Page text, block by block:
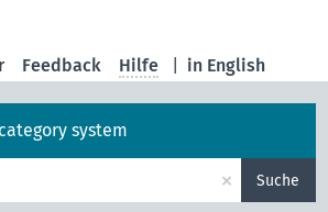
in English
Feedback Hilfe
system
× Suche